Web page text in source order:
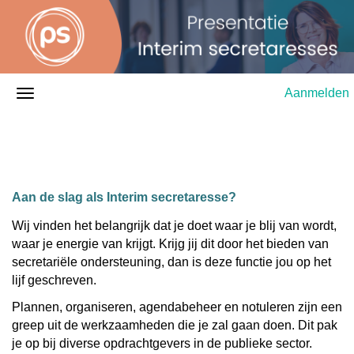
Aanmelden
Aan de slag als Interim secretaresse?
Wij vinden het belangrijk dat je doet waar je blij van wordt,
waar je energie van krijgt. Krijg jij dit door het bieden van
secretariële ondersteuning, dan is deze functie jou op het
lijf geschreven.
Plannen, organiseren, agendabeheer en notuleren zijn een
greep uit de werkzaamheden die je zal gaan doen. Dit pak
je op bij diverse opdrachtgevers in de publieke sector.